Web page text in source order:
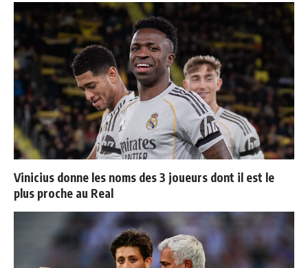
Vinicius donne les noms des 3 joueurs dont il est le
plus proche au Real